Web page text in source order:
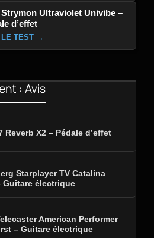
Ultraviolet Univibe –
d’effet
LE TEST →
: Avis
Reverb X2 – Pédale d’effet
Starplayer TV Catalina
Guitare électrique
American Performer
– Guitare électrique